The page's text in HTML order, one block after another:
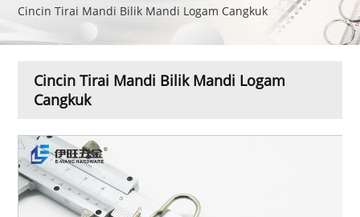
Cincin Tirai Mandi Bilik Mandi Logam Cangkuk
Cincin Tirai Mandi Bilik Mandi Logam
Cangkuk